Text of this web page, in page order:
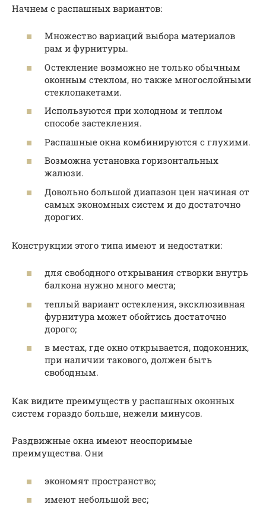
Начнем с распашных вариантов:
Множество вариаций выбора материалов
рам и фурнитуры.
Остекление возможно не только обычным
оконным стеклом, но также многослойными
стеклопакетами.
Используются при холодном и теплом
способе застекления.
Распашные окна комбинируются с глухими.
Возможна установка горизонтальных
жалюзи.
Довольно большой диапазон цен начиная от
самых экономных систем и до достаточно
дорогих.
Конструкции этого типа имеют и недостатки:
для свободного открывания створки внутрь
балкона нужно много места;
теплый вариант остекления, эксклюзивная
фурнитура может обойтись достаточно
дорого;
в местах, где окно открывается, подоконник,
при наличии такового, должен быть
свободным.
Как видите преимуществ у распашных оконных
систем гораздо больше, нежели минусов.
Раздвижные окна имеют неоспоримые
преимущества. Они
экономят пространство;
имеют небольшой вес;